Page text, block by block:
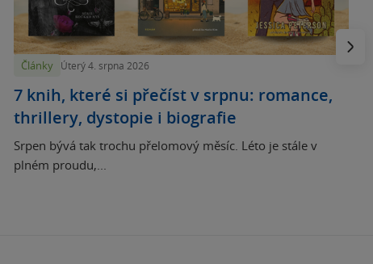
Články Úterý 4. srpna 2026
7 knih, které si přečíst v srpnu: romance,
thrillery, dystopie i biografie
Srpen bývá tak trochu přelomový měsíc. Léto je stále v
plném proudu,...